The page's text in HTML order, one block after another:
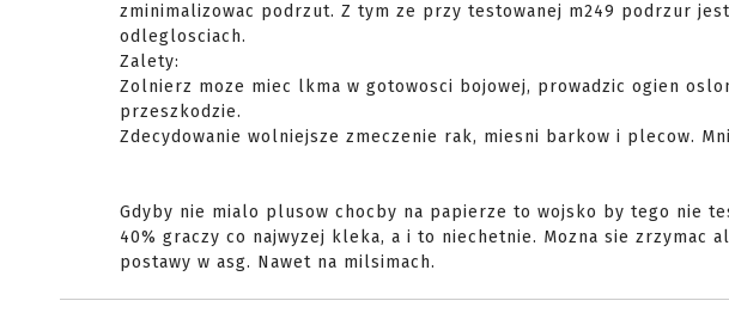
zminimalizowac podrzut. Z tym ze przy testowanej m249 podrzur
odleglosciach.
Zalety:
Zolnierz moze miec lkma w gotowosci bojowej, prowadzic ogien
przeszkodzie.
Zdecydowanie wolniejsze zmeczenie rak, miesni barkow i plecow.
Gdyby nie mialo plusow chocby na papierze to wojsko by tego nie
40% graczy co najwyzej kleka, a i to niechetnie. Mozna sie zrzymac
postawy w asg. Nawet na milsimach.